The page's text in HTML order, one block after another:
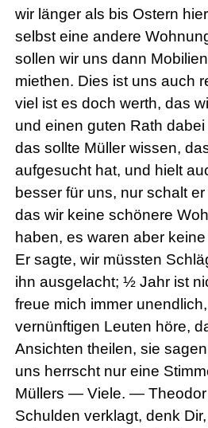
wir länger als bis Ostern
selbst eine andere
sollen wir uns dann
miethen. Dies ist uns auch
viel ist es doch werth, das
und einen guten Rath
das sollte Müller wissen,
aufgesucht hat, und hielt
besser für uns, nur schalt
das wir keine schönere
haben, es waren aber
Er sagte, wir müssten
ihn ausgelacht; ½ Jahr ist
freue mich immer
vernünftigen Leuten höre,
Ansichten theilen, sie
uns herrscht nur eine
Müllers — Viele. — Theodor
Schulden verklagt, denk